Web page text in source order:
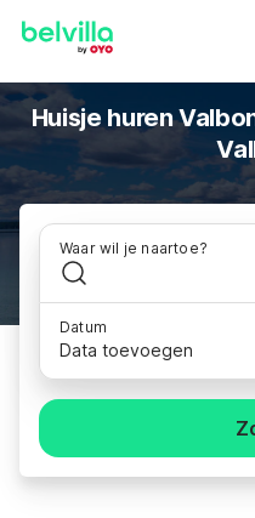
Huisje huren
Waar wil je naartoe?
Datum
Data toevoegen